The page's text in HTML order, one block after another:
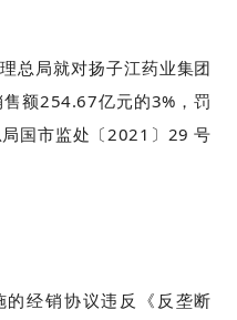
总局就对扬子江药业集团
额254.67亿元的3%，罚
国市监处〔2021〕29 号
经销协议违反《反垄断